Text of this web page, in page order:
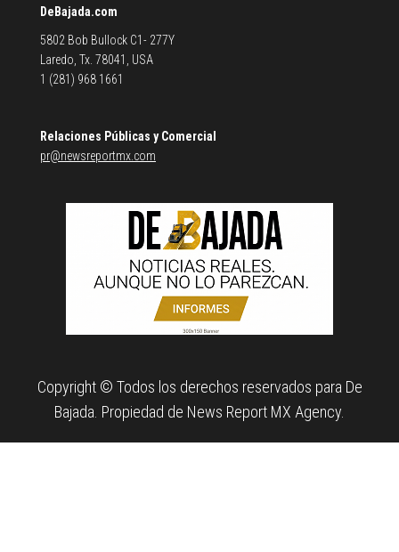
DeBajada.com
5802 Bob Bullock C1- 277Y
Laredo, Tx. 78041, USA
1 (281) 968 1661
Relaciones Públicas y Comercial
pr@newsreportmx.com
Copyright © Todos los derechos reservados para De
Bajada. Propiedad de News Report MX Agency.